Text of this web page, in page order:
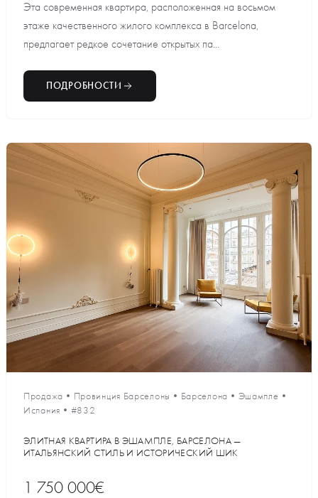
Эта современная квартира, расположенная на восьмом
этаже качественного жилого комплекса в Barcelona,
предлагает редкое сочетание открытых па...
ПОДРОБНОСТИ
Продажа • Провинция Барселоны • Барселона • Эшампле •
Испания • #832
ЭЛИТНАЯ КВАРТИРА В ЭШАМПЛЕ, БАРСЕЛОНА —
ИТАЛЬЯНСКИЙ СТИЛЬ И ИСТОРИЧЕСКИЙ ШИК
1 750 000€